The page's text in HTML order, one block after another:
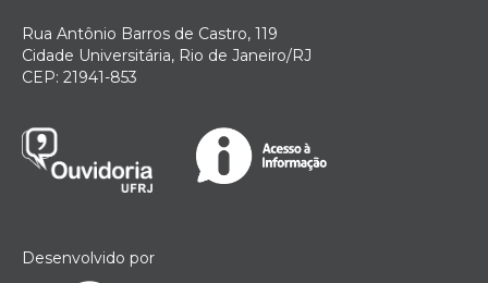
Rua Antônio Barros de Castro, 119
Cidade Universitária, Rio de Janeiro/RJ
CEP: 21941-853
Desenvolvido por